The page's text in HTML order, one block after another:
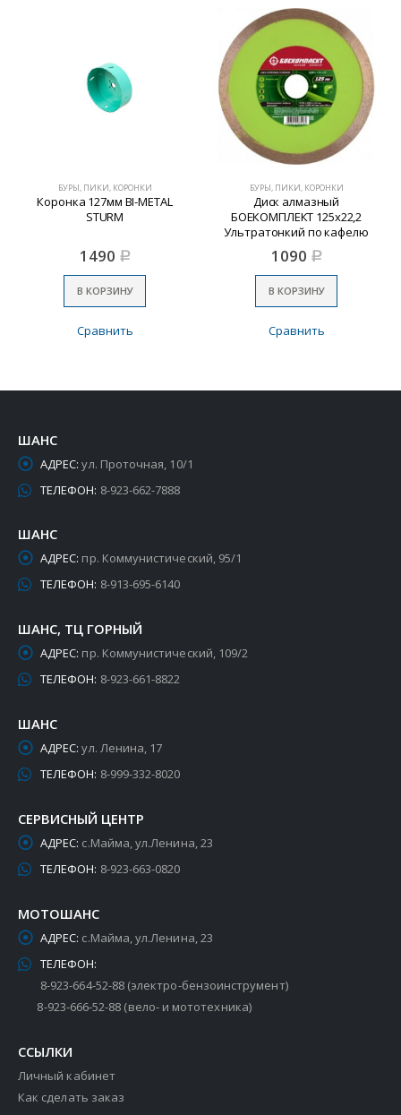
БУРЫ, ПИКИ, КОРОНКИ
Коронка 127мм BI-METAL
STURM
1490 Р
В КОРЗИНУ
Сравнить
БУРЫ, ПИКИ, КОРОНКИ
Диск алмазный
БОЕКОМПЛЕКТ 125х22,2
Ультратонкий по кафелю
1090 Р
В КОРЗИНУ
Сравнить
ШАНС
АДРЕС: ул. Проточная, 10/1
ТЕЛЕФОН: 8-923-662-7888
ШАНС
АДРЕС: пр. Коммунистический, 95/1
ТЕЛЕФОН: 8-913-695-6140
ШАНС, ТЦ ГОРНЫЙ
АДРЕС: пр. Коммунистический, 109/2
ТЕЛЕФОН: 8-923-661-8822
ШАНС
АДРЕС: ул. Ленина, 17
ТЕЛЕФОН: 8-999-332-8020
СЕРВИСНЫЙ ЦЕНТР
АДРЕС: с.Майма, ул.Ленина, 23
ТЕЛЕФОН: 8-923-663-0820
МОТОШАНС
АДРЕС: с.Майма, ул.Ленина, 23
ТЕЛЕФОН:
8-923-664-52-88 (электро-бензоинструмент)
8-923-666-52-88 (вело- и мототехника)
ССЫЛКИ
Личный кабинет
Как сделать заказ